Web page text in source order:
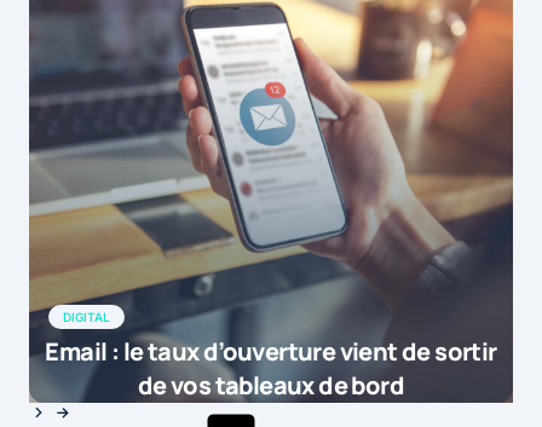
DIGITAL
Email : le taux d’ouverture vient de sortir
de vos tableaux de bord